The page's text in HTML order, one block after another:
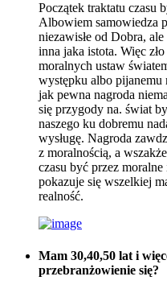
Początek traktatu czasu
Albowiem samowiedza
niezawisłe od Dobra,
inna jaka istota. Więc
moralnych ustaw
występku albo pijanemu
jak pewna nagroda
się przygody na. świat
naszego ku dobremu
wysługę. Nagroda
z moralnością, a
czasu być przez
pokazuje się wszelkiej
realność.
Mam 30,40,50 lat i
przebranżowienie się?